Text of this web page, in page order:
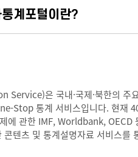
계포털이란?
은 국내·국제·북한의 주
Stop 통계 서비스입니다. 현재
에 관한 IMF, Worldbank, OECD
텐츠 및 통계설명자료 서비스를